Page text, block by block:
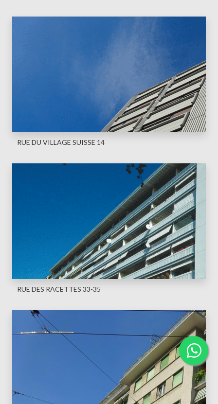
RUE DU VILLAGE SUISSE 14
RUE DES RACETTES 33-35